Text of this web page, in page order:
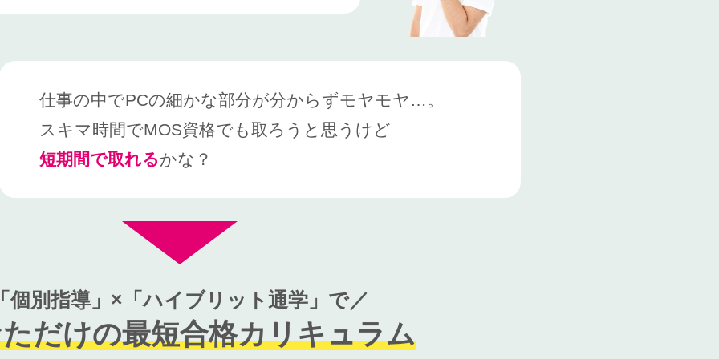
仕事の中でPCの細かな部分が分からずモヤモヤ…。
スキマ時間でMOS資格でも取ろうと思うけど
短期間で取れるかな？
個別指導」×「ハイブリット通学」で
だけの最短合格カリキュラム